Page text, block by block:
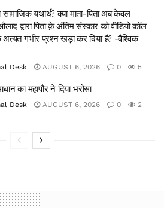
यथार्थ? क्या माता-पिता अब केवल
द्वारा पिता क़े अंतिम संस्कार को वीडियो कॉल
गंभीर प्रश्न खड़ा कर दिया है? -वैश्विक
Desk AUGUST 6, 2026 0 5
का महापौर ने दिया भरोसा
Desk AUGUST 6, 2026 0 2